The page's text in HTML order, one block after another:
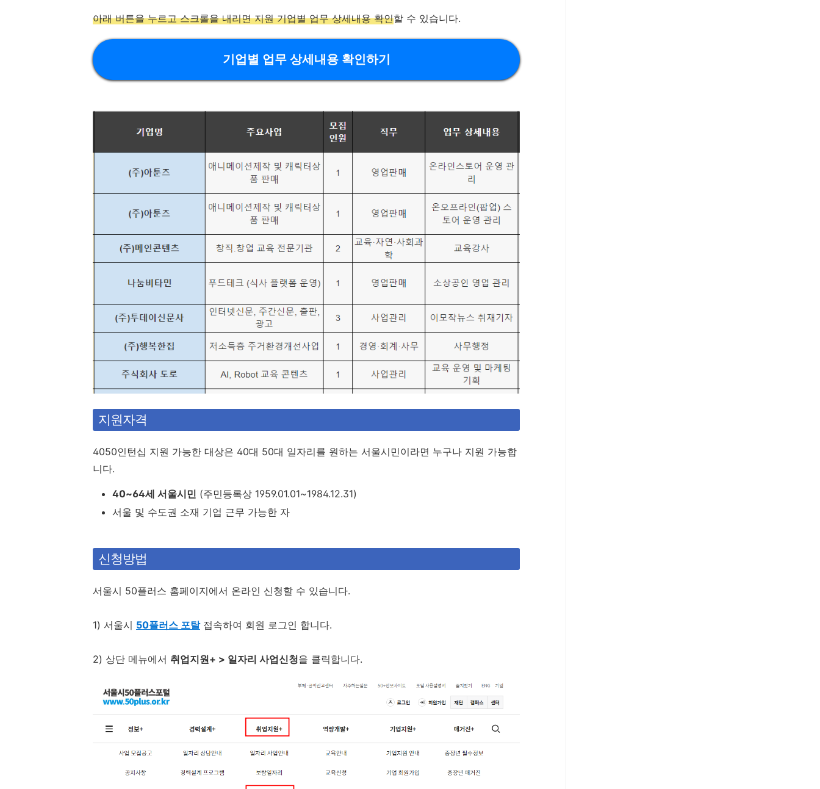
아래 버튼을 누르고 스크롤을 내리면 지원 기업별 업무 상세내용 확인할 수 있습니다.
기업별 업무 상세내용 확인하기
지원자격
4050인턴십 지원 가능한 대상은 40대 50대 일자리를 원하는 서울시민이라면 누구나 지원 가능합
니다.
40~64세 서울시민 (주민등록상 1959.01.01~1984.12.31)
서울 및 수도권 소재 기업 근무 가능한 자
신청방법
서울시 50플러스 홈페이지에서 온라인 신청할 수 있습니다.
1) 서울시 50플러스 포탈접속하여 회원 로그인 합니다.
2) 상단 메뉴에서 취업지원+ > 일자리 사업신청을 클릭합니다.